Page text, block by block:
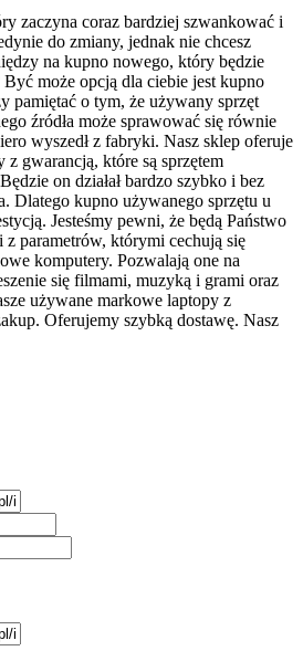
zaczyna coraz bardziej szwankować i
do zmiany, jednak nie chcesz
na kupno nowego, który będzie
Być może opcją dla ciebie jest kupno
pamiętać o tym, że używany sprzęt
źródła może sprawować się równie
wyszedł z fabryki. Nasz sklep oferuje
gwarancją, które są sprzętem
on działał bardzo szybko i bez
Dlatego kupno używanego sprzętu u
Jesteśmy pewni, że będą Państwo
parametrów, którymi cechują się
komputery. Pozwalają one na
się filmami, muzyką i grami oraz
używane markowe laptopy z
Oferujemy szybką dostawę. Nasz